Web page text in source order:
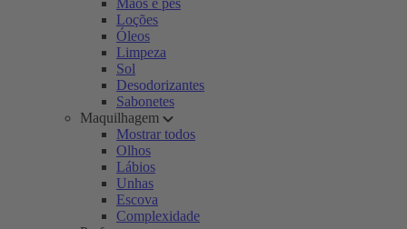
Mãos e pés
Loções
Óleos
Limpeza
Sol
Desodorizantes
Sabonetes
Maquilhagem
Mostrar todos
Olhos
Lábios
Unhas
Escova
Complexidade